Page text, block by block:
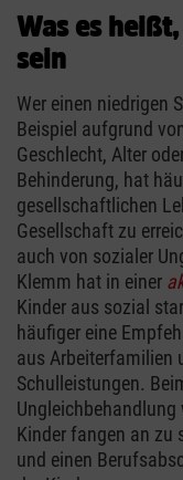
Was es
sein
Wer einen niedrigen
Beispiel aufgrund
Geschlecht, Alter
Behinderung, hat
gesellschaftlichen
Gesellschaft zu
auch von sozialer
Klemm hat in einer
Kinder aus sozial
häufiger eine
aus Arbeiterfamilien
Schulleistungen.
Ungleichbehandlung
Kinder fangen an zu
und einen